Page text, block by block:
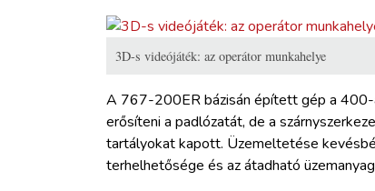
3D-s videójáték: az operátor munkahelye
A 767-200ER bázisán épített gép a
erősíteni a padlózatát, de a
tartályokat kapott. Üzemeltetése
terhelhetősége és az átadható